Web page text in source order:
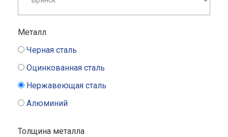
Металл
Черная сталь
Оцинкованная сталь
Нержавеющая сталь
Алюминий
Толщина металла